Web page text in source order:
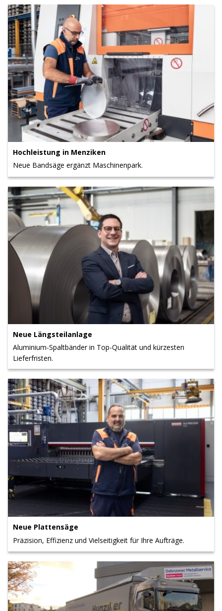
Hochleistung in Menziken
Neue Bandsäge ergänzt Maschinenpark.
Neue Längsteilanlage
Aluminium-Spaltbänder in Top-Qualität und kürzesten
Lieferfristen.
Neue Plattensäge
Präzision, Effizienz und Vielseitigkeit für Ihre Aufträge.